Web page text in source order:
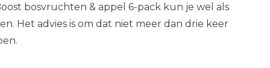
bosvruchten & appel 6-pack kun je wel als
Het advies is om dat niet meer dan drie keer